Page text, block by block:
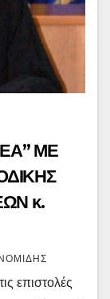
ΜΕ
κ.
επιστολές